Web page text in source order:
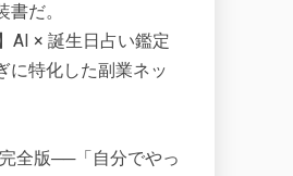
だ。
AI × 誕生日占い鑑定
に特化した副業ネッ
全版──「自分でやっ